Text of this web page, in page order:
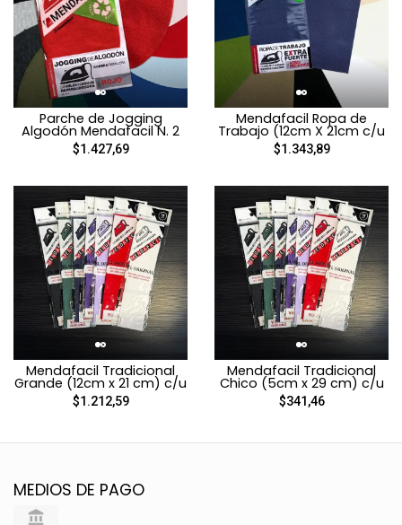
Parche de Jogging
Algodón Mendafacil N. 2
$1.427,69
Mendafacil Ropa de
Trabajo (12cm X 21cm c/u
$1.343,89
Mendafacil Tradicional
Grande (12cm x 21 cm) c/u
$1.212,59
Mendafacil Tradicional
Chico (5cm x 29 cm) c/u
$341,46
MEDIOS DE PAGO